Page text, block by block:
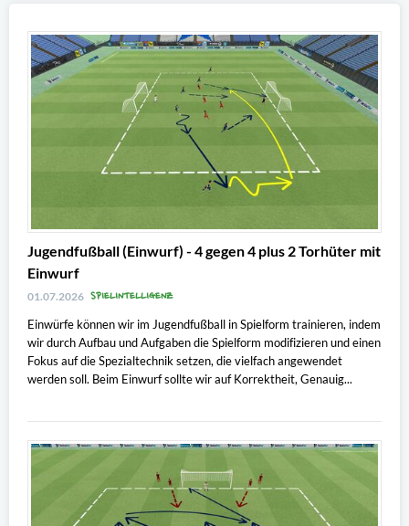
Jugendfußball (Einwurf) - 4 gegen 4 plus 2 Torhüter mit
Einwurf
01.07.2026 SPIELINTELLIGENZ
Einwürfe können wir im Jugendfußball in Spielform trainieren, indem
wir durch Aufbau und Aufgaben die Spielform modifizieren und einen
Fokus auf die Spezialtechnik setzen, die vielfach angewendet
werden soll. Beim Einwurf sollte wir auf Korrektheit, Genauig...